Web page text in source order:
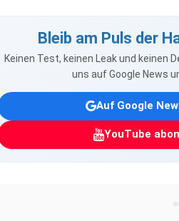
Bleib am Puls der
Keinen Test, keinen Leak und keinen
uns auf Google News
Auf Google
YouTube